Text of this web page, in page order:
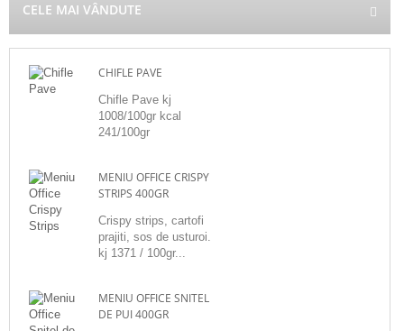
CELE MAI VÂNDUTE
CHIFLE PAVE
Chifle Pave kj
1008/100gr kcal
241/100gr
MENIU OFFICE CRISPY
STRIPS 400GR
Crispy strips, cartofi
prajiti, sos de usturoi.
kj 1371 / 100gr...
MENIU OFFICE SNITEL
DE PUI 400GR